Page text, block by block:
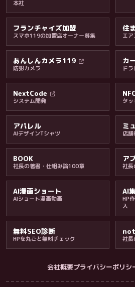
料金・保証・ご案内
本社
フランチャイズ加盟
スマホ119の加盟店オーナー募集
住
エ
あんしんカメラ119
防犯カメラ
カ
ド
NextCode
システム開発 タ
アパレル
AIデザインTシャツ
ミ
店
BOOK
社長の著書・仕組み論100章
ア
社
AI漫画ショート
AIショート漫画動画
AI
HP
入
無料SEO診断
HPを丸ごと無料チェック 社長
会社概要プライバシーポリシ